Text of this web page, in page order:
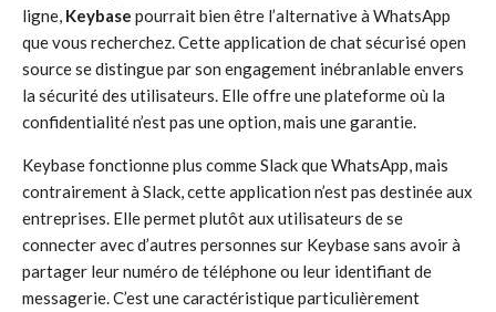
ligne, Keybase pourrait bien être l’alternative à WhatsApp
que vous recherchez. Cette application de chat sécurisé open
source se distingue par son engagement inébranlable envers
la sécurité des utilisateurs. Elle offre une plateforme où la
confidentialité n’est pas une option, mais une garantie.
Keybase fonctionne plus comme Slack que WhatsApp, mais
contrairement à Slack, cette application n’est pas destinée aux
entreprises. Elle permet plutôt aux utilisateurs de se
connecter avec d’autres personnes sur Keybase sans avoir à
partager leur numéro de téléphone ou leur identifiant de
messagerie. C’est une caractéristique particulièrement